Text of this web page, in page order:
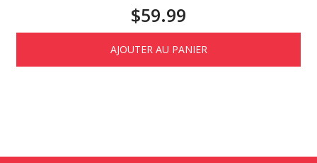
$59.99
AJOUTER AU PANIER